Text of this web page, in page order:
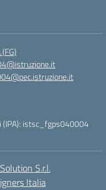
(IPA): istsc_fgps040004
S.r.l.
Italia